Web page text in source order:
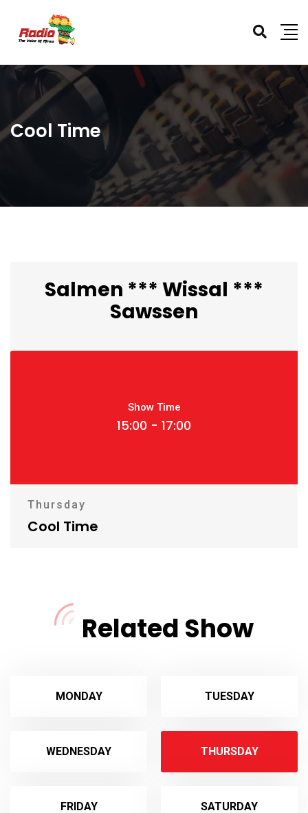
Cool Time
Salmen *** Wissal ***
Sawssen
Show Time
15:00 - 17:00
Thursday
Cool Time
Related Show
MONDAY TUESDAY
WEDNESDAY THURSDAY
FRIDAY SATURDAY